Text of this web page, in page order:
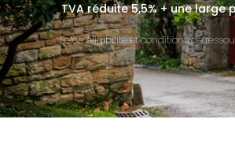
TVA réduite 5,5% + une
*Selon éligibilité et conditions de